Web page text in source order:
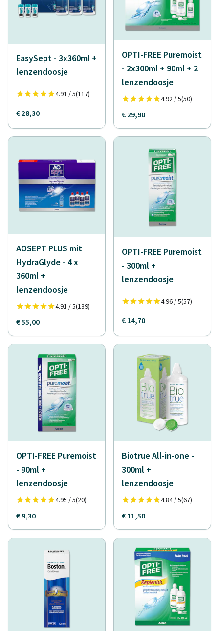
EasySept - 3x360ml +
lenzendoosje
4.91 / 5(117)
€ 28,30
OPTI-FREE Puremoist
- 2x300ml + 90ml + 2
lenzendoosje
4.92 / 5(50)
€ 29,90
AOSEPT PLUS mit
HydraGlyde - 4 x
360ml +
lenzendoosje
4.91 / 5(139)
€ 55,00
OPTI-FREE Puremoist
- 300ml +
lenzendoosje
4.96 / 5(57)
€ 14,70
OPTI-FREE Puremoist
- 90ml +
lenzendoosje
4.95 / 5(20)
€ 9,30
Biotrue All-in-one -
300ml +
lenzendoosje
4.84 / 5(67)
€ 11,50